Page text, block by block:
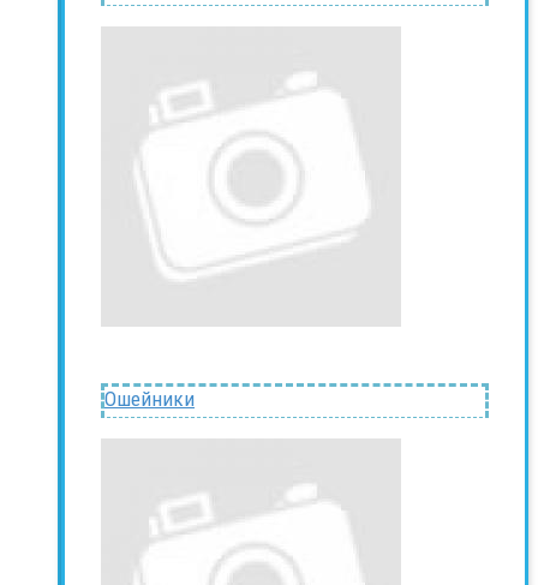
Ошейники